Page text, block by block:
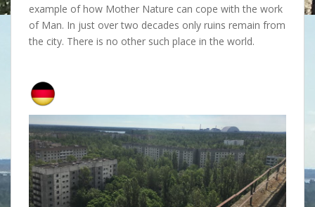
example of how Mother Nature can cope with the work
of Man. In just over two decades only ruins remain from
the city. There is no other such place in the world.